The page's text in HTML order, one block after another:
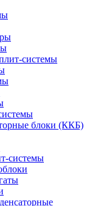
системы
блоки (ККБ)
системы